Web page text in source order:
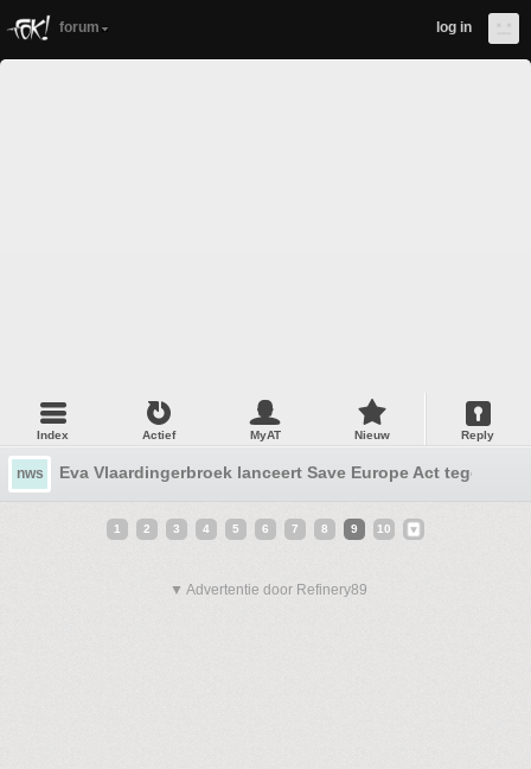
forum log in
Index Actief MyAT Nieuw Reply
nws Eva Vlaardingerbroek lanceert Save Europe Act tegen
1 2 3 4 5 6 7 8 9 10
▼ Advertentie door Refinery89